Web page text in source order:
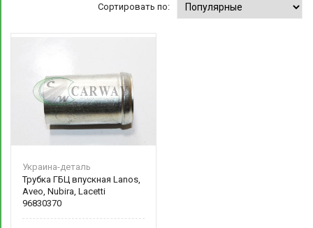
Сортировать по:
Украина-деталь
Трубка ГБЦ впускная Lanos,
Aveo, Nubira, Lacetti
96830370